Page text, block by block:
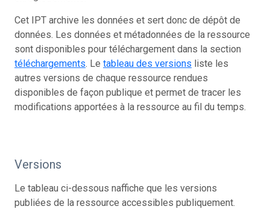
Cet IPT archive les données et sert donc de dépôt de
données. Les données et métadonnées de la ressource
sont disponibles pour téléchargement dans la section
téléchargements. Le tableau des versions liste les
autres versions de chaque ressource rendues
disponibles de façon publique et permet de tracer les
modifications apportées à la ressource au fil du temps.
Versions
Le tableau ci-dessous naffiche que les versions
publiées de la ressource accessibles publiquement.